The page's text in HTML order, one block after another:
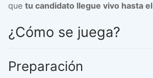
que tu candidato llegue vivo hasta
¿Cómo se juega?
Preparación